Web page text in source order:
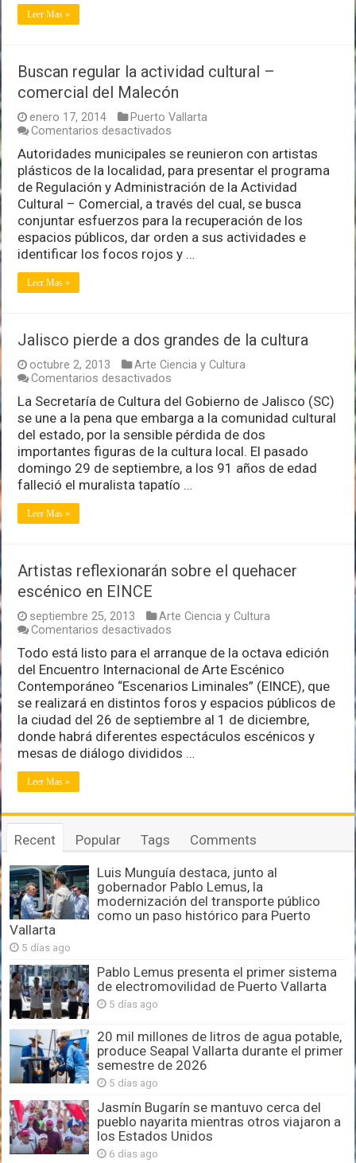
Leer Mas »
Buscan regular la actividad cultural –
comercial del Malecón
enero 17, 2014
Puerto Vallarta
Comentarios desactivados
regular
la
actividad
cultural
–
comercial
del
Malecón
Autoridades municipales se reunieron con artistas
plásticos de la localidad, para presentar el programa
de Regulación y Administración de la Actividad
Cultural – Comercial, a través del cual, se busca
conjuntar esfuerzos para la recuperación de los
espacios públicos, dar orden a sus actividades e
identificar los focos rojos y …
Leer Mas »
Jalisco pierde a dos grandes de la cultura
octubre 2, 2013
Arte Ciencia y Cultura
Comentarios desactivados
pierde
a
dos
grandes
de
la
cultura
La Secretaría de Cultura del Gobierno de Jalisco (SC)
se une a la pena que embarga a la comunidad cultural
del estado, por la sensible pérdida de dos
importantes figuras de la cultura local. El pasado
domingo 29 de septiembre, a los 91 años de edad
falleció el muralista tapatío …
Leer Mas »
Artistas reflexionarán sobre el quehacer
escénico en EINCE
septiembre 25, 2013
Arte Ciencia y Cultura
Comentarios desactivados
reflexionarán
sobre
el
escénico
en
EINCE
Todo está listo para el arranque de la octava edición
del Encuentro Internacional de Arte Escénico
Contemporáneo “Escenarios Liminales” (EINCE), que
se realizará en distintos foros y espacios públicos de
la ciudad del 26 de septiembre al 1 de diciembre,
donde habrá diferentes espectáculos escénicos y
mesas de diálogo divididos …
Leer Mas »
Recent Popular Tags Comments
Luis Munguía destaca, junto al
gobernador Pablo Lemus, la
modernización del transporte público
como un paso histórico para Puerto
Vallarta
5 días ago
Pablo Lemus presenta el primer sistema
de electromovilidad de Puerto Vallarta
5 días ago
20 mil millones de litros de agua potable,
produce Seapal Vallarta durante el primer
semestre de 2026
5 días ago
Jasmín Bugarín se mantuvo cerca del
pueblo nayarita mientras otros viajaron a
los Estados Unidos
6 días ago